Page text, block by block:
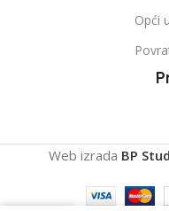
Opći
Web izrada BP